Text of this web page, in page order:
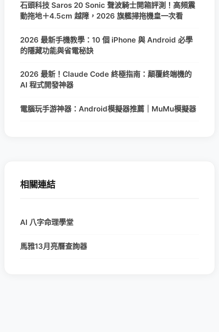
石頭科技 Saros 20 Sonic 聲波騎士開箱評測！高頻震
動拖地＋4.5cm 越障，2026 旗艦掃拖機皇一次看
2026 最新手機教學：10 個 iPhone 與 Android 必學
的隱藏功能與省電秘訣
2026 最新！Claude Code 終極指南：顛覆終端機的
AI 程式開發神器
電腦玩手游神器：Android模擬器推薦｜MuMu模擬器
相關連結
AI 八字命理學堂
馬雅13月亮曆查詢器